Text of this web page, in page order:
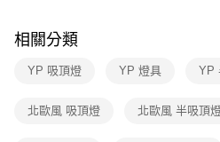
２．訂單成立數日內，您將收到繳費通知
ATM／網路銀行／等多元方式進行付款，
後付繳納相關費用。
相關分類
YP 吸頂燈 YP 燈具 YP
北歐風 吸頂燈 北歐風 半吸頂